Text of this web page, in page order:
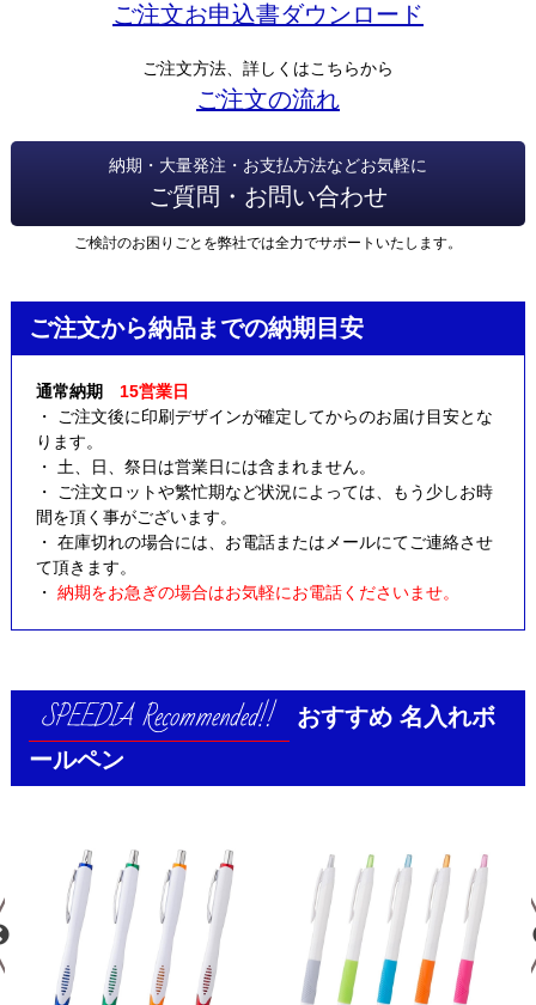
ご注文お申込書ダウンロード
ご注文方法、詳しくはこちらから
ご注文の流れ
納期・大量発注・お支払方法などお気軽に
ご質問・お問い合わせ
ご検討のお困りごとを弊社では全力でサポートいたします。
ご注文から納品までの納期目安
通常納期 15営業日
・ ご注文後に印刷デザインが確定してからのお届け目安とな
ります。
・ 土、日、祭日は営業日には含まれません。
・ ご注文ロットや繁忙期など状況によっては、もう少しお時
間を頂く事がございます。
・ 在庫切れの場合には、お電話またはメールにてご連絡させ
て頂きます。
・ 納期をお急ぎの場合はお気軽にお電話くださいませ。
おすすめ 名入れボ
ールペン